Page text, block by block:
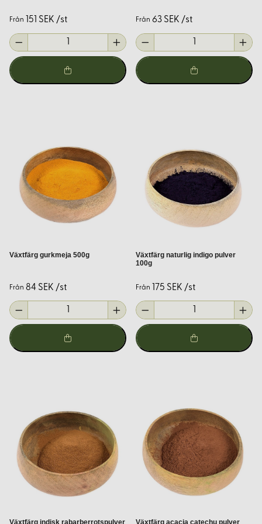
Grön: Kombination av blått och gult, exempelvis indigo
Valnötsskal, ekbark.
Genom att experimentera med olika växter och
färger
Betning är processen där man förbehandlar textilier för att
förbättra färgupptagningen och färgäktheten. Vanliga
betmedel inkluderar:
fixera färgämnen.
Används tillsammans med alun för att förbättra
färgupptagningen.
Järnvitriol:Ger mörkare nyanser och används för att
modifiera färger.
Att välja rätt betmedel är avgörande för att uppnå önskade
tradition
Indigo är ett av de mest kända naturliga färgämnena, känt
för sina djupa blå nyanser. Processen involverar en speciell
jäsningsmetod där indigopigmentet extraheras från växter
som vejde eller japansk indigo. Efter att tyget doppats i
indigobadet och exponeras för luft sker en kemisk reaktion
Från 151 SEK /st Från 63 SEK /st
Växtfärg gurkmeja 500g
Från 84 SEK /st
Växtfärg naturlig indigo pulver
100g
Från 175 SEK /st